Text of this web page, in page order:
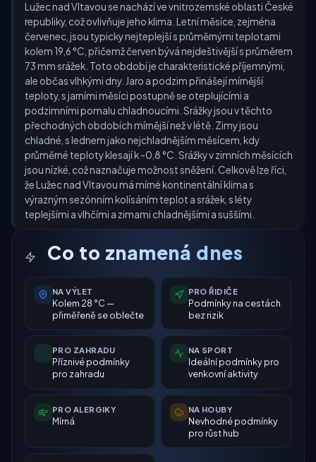
Lužec nad Vltavou se nachází ve vnitrozemské oblasti České
republiky, což ovlivňuje jeho klima. Letní měsíce, zejména
červenec, jsou typicky nejteplejší s průměrnými teplotami
kolem 19,6 °C, přičemž červen bývá nejdeštivější s průměrem
73 mm srážek. Toto období je charakteristické příjemnými,
ale občas vlhkými dny. Jaro a podzim přinášejí mírnější
teploty, s jarními měsíci postupně se oteplujícími a
podzimními pomalu chladnoucími. Srážky jsou v těchto
přechodných obdobích mírnější než v létě. Zimy jsou
chladné, s lednem jako nejchladnějším měsícem, kdy
průměrné teploty klesají k -0,8 °C. Srážky v zimních měsících
jsou nízké, což naznačuje možnost sněžení. Celkově lze říci,
že Lužec nad Vltavou má mírné kontinentální klima s
výrazným sezónním kolísáním teplot a srážek, s léty
teplejšími a vlhčími a zimami chladnějšími a suššími.
Co to znamená dnes
NA VÝLET
Kolem 28 °C —
přiměřeně se oblečte
PRO ŘIDIČE
Podmínky na cestách
bez rizik
PRO ZAHRADU
Příznivé podmínky
pro zahradu
NA SPORT
Ideální podmínky pro
venkovní aktivity
PRO ALERGIKY
Mírná
NA HOUBY
Nevhodné podmínky
pro růst hub